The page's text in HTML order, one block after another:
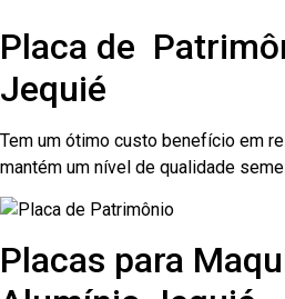
Placa de
Jequié
Tem um ótimo custo benefício em
mantém um nível de qualidade
Placas para